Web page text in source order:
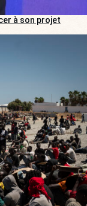
à son projet